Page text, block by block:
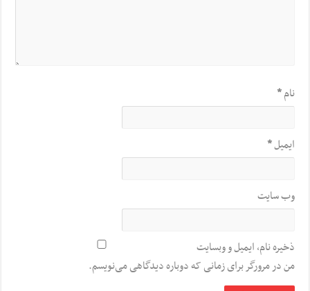
نام*
ایمیل*
وب‌ سایت
ذخیره نام، ایمیل و وبسایت
من در مرورگر برای زمانی که دوباره دیدگاهی می‌نویسم.